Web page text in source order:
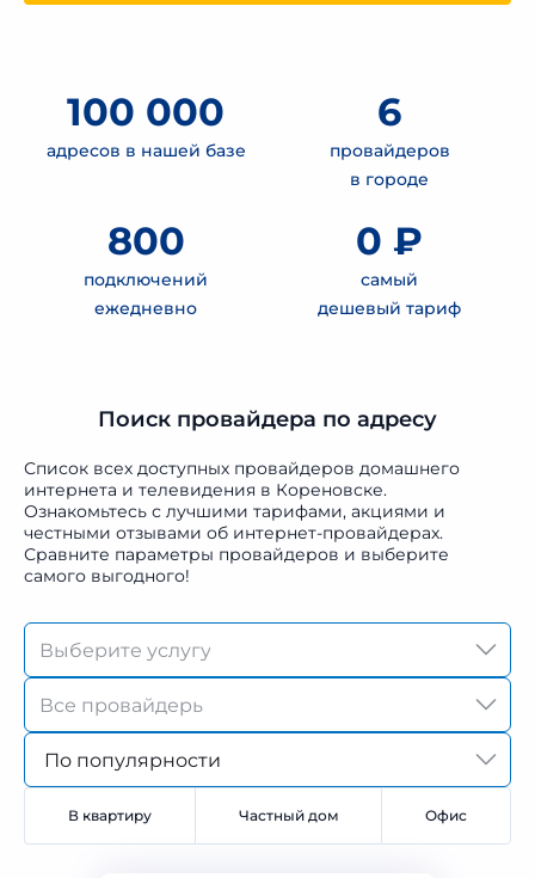
100 000
адресов в нашей базе
6
провайдеров
в городе
800
подключений
ежедневно
0 ₽
самый
дешевый тариф
Поиск провайдера по адресу
Список всех доступных провайдеров домашнего
интернета и телевидения в Кореновске.
Ознакомьтесь с лучшими тарифами, акциями и
честными отзывами об интернет-провайдерах.
Сравните параметры провайдеров и выберите
самого выгодного!
По популярности
В квартиру Частный дом Офис